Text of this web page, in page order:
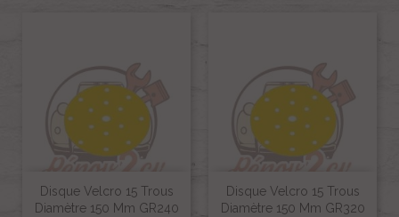
Disque Velcro 15 Trous
Diamètre 150 Mm GR240
Disque Velcro 15 Trous
Diamètre 150 Mm GR320